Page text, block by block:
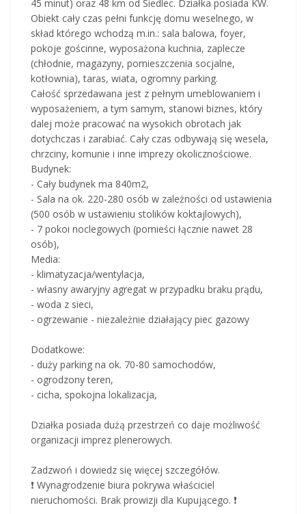
45 minut) oraz 48 km od Siedlec. Działka posiada KW.
Obiekt cały czas pełni funkcję domu weselnego, w
skład którego wchodzą m.in.: sala balowa, foyer,
pokoje gościnne, wyposażona kuchnia, zaplecze
(chłodnie, magazyny, pomieszczenia socjalne,
kotłownia), taras, wiata, ogromny parking.
Całość sprzedawana jest z pełnym umeblowaniem i
wyposażeniem, a tym samym, stanowi biznes, który
dalej może pracować na wysokich obrotach jak
dotychczas i zarabiać. Cały czas odbywają się wesela,
chrzciny, komunie i inne imprezy okolicznościowe.
Budynek:
- Cały budynek ma 840m2,
- Sala na ok. 220-280 osób w zależności od ustawienia
(500 osób w ustawieniu stolików koktajlowych),
- 7 pokoi noclegowych (pomieści łącznie nawet 28
osób),
Media:
- klimatyzacja/wentylacja,
- własny awaryjny agregat w przypadku braku prądu,
- woda z sieci,
- ogrzewanie - niezależnie działający piec gazowy
Dodatkowe:
- duży parking na ok. 70-80 samochodów,
- ogrodzony teren,
- cicha, spokojna lokalizacja,
Działka posiada dużą przestrzeń co daje możliwość
organizacji imprez plenerowych.
Zadzwoń i dowiedz się więcej szczegółów.
❗ Wynagrodzenie biura pokrywa właściciel
nieruchomości. Brak prowizji dla Kupującego. ❗